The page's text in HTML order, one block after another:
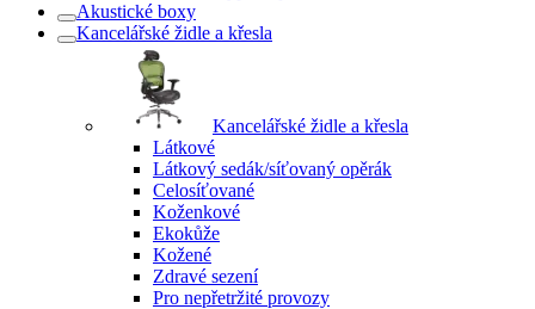
Akustické boxy
Kancelářské židle a křesla
Kancelářské židle a křesla
Látkové
Látkový sedák/síťovaný opěrák
Celosíťované
Koženkové
Ekokůže
Kožené
Zdravé sezení
Pro nepřetržité provozy